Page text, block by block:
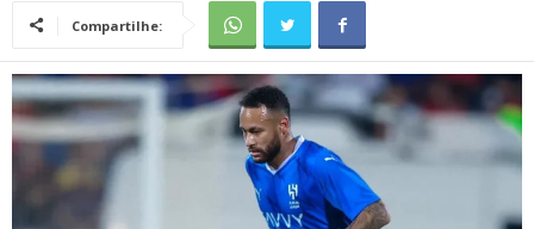
Compartilhe: